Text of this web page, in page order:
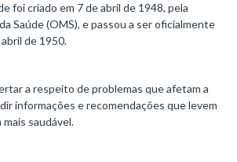
foi criado em 7 de abril de 1948, pela
Saúde (OMS), e passou a ser oficialmente
de 1950.
a respeito de problemas que afetam a
informações e recomendações que levem
mais saudável.